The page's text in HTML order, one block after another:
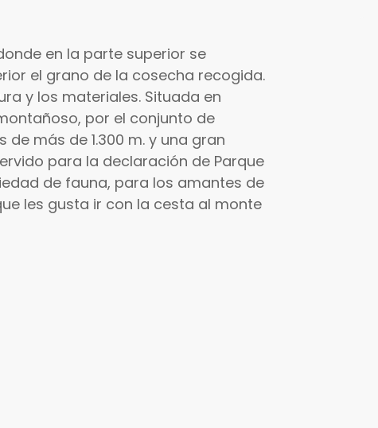
en la parte superior se
el grano de la cosecha recogida.
y los materiales. Situada en
por el conjunto de
más de 1.300 m. y una gran
para la declaración de Parque
de fauna, para los amantes de
les gusta ir con la cesta al monte